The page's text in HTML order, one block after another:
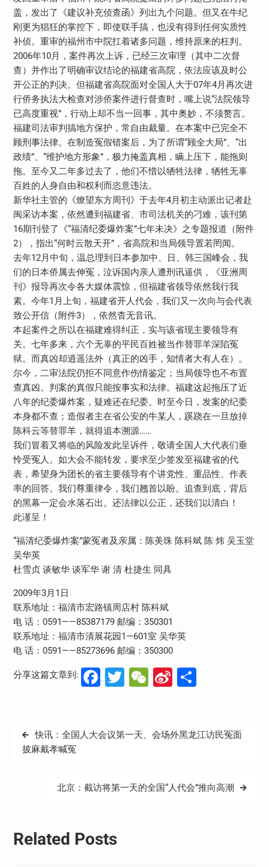
盖，发出了《建议补充侦查函》列出九个问题。但又在牛纪
刚更为猖狂的掌控下，即使联手搞，也没有得到任何实质性
补侦。重审的福州市中院扛着诸多问题，维持原来的枉判。
2006年10月，案件再次上诉，已经三次审理（其中二次督
查）并作出了明确审议结论的福建省高院，依法应该及时公
开公正的判决。但福建省高院面对全国人大于07年4月再次进
行侨务执法大检查对涉侨案件进行督查时，嘴上说“法院领导
已高度重视”，行动上却不当一回事，其中奥妙，不须赘言。
福建司法审判搞地方保护，常自由裁量。在本案中已完全不
顾刑事法律。在制造冤假错案后，为了所谓“顾全大局”、“出
政绩”、“维护地方形象”，极力掩盖真相，瞒上压下，能拖则
拖。至今又二年多过去了，他们不惜以牺牲法律，牺牲无辜
百姓的人身自由和权利而恣意违法。
新华社主管的《燎望东方周刊》于去年4月初主动派出记者赴
闽采访本案，依然遭到福建省、市司法机关的刁难，该刊第
16期刊登了《“福清纪委爆炸案”七年未决》之专题报道（附件
2），指出“何时云散天开”，省高院和当局领导置若罔闻。
去年12月中旬，温总理到日本参加中、日、韩三国峰会，我
们的日本侨属去伸冤，泣诉国内亲人遭刑讯逼供，《亚洲周
刊》报导再次令各大媒体震惊，但福建省领导依然我行我
素。今年1月上旬，福建省开人代会，我们又一次向与会代表
致公开信（附件3），依然杳无音讯。
本起案件之所以在福建难得纠正，实与该省现主要领导有
关。七年多来，六个无辜的平民百姓被当作替罪羊深陷冤
狱。而真凶却逍遥法外（真正的凶手，知情者大有人在）。
尔今，二审法院仍拒不同意作伤情鉴定；当局领导也不布置
查真凶。判案的真假只能按事实和法律。福建这起拖压了近
八年的纪委爆炸案，疑难还在纪委。时至今日，发案的纪委
本身都不查；造假者主在省公安的牛某人，蹊跷在一旦放掉
陈科云等替罪羊，就得追本溯源……
我们冒着又将临的风险发此呈诉件，敬请全国人大代表们垂
怜受冤人。如大会不能转发，要求至少签发至福建省的代
表，希望身为团长的省主要领导有个讲党性、重品性、作表
率的回答。我们尊重律令，我们翘首以盼。追查到底，背后
的黑幕一定会水落石出。还法律以公正，还我们以清白！
此谨呈！
“福清纪委爆炸案”蒙冤者及亲属：陈美珠 陈科斌 陈 炜 吴玉堂
吴华英
杜雪贞 谈敏华 谈军华 谢 清 杜捷生 同具
2009年3月1日
联系地址：福清市宏路镇周店村 陈科斌
电 话：0591——85387179 邮编：350301
联系地址：福清市清展花园1—601室 吴华英
电 话：0591——85273696 邮编：350300
分享这篇文章到: Facebook
Twitter
WeChat
Sina分
文
章
快讯：全国人大会议第一天、会场外黑龙江访民冤面
披麻戴孝喊冤
北京：截访将第一天的全国“人代会”推向高潮
Related Posts